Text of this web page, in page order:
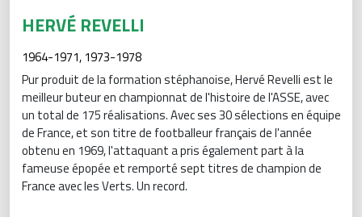
HERVÉ REVELLI
1964-1971, 1973-1978
Pur produit de la formation stéphanoise, Hervé Revelli est le
meilleur buteur en championnat de l'histoire de l'ASSE, avec
un total de 175 réalisations. Avec ses 30 sélections en équipe
de France, et son titre de footballeur français de l'année
obtenu en 1969, l'attaquant a pris également part à la
fameuse épopée et remporté sept titres de champion de
France avec les Verts. Un record.